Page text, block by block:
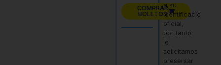
COMPRAR
BOLETOS
a su
identificación
oficial,
por tanto,
le
solicitamos
presentar